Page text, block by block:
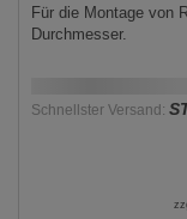
Für die Montage von
Durchmesser.
Schnellster Versand: